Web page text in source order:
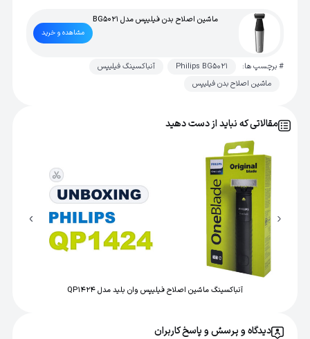
ماشین اصلاح بدن فیلیپس مدل BG5021
مشاهده و خرید
# برچسپ ها: Philips BG5021
آنباکسینگ فیلیپس
ماشین اصلاح بدن فیلیپس
مقالاتی که نباید از دست دهید
آنباکسینگ ماشین اصلاح فیلیپس وان بلید مدل QP1424
دیدگاه و پرسش و پاسخ کاربران